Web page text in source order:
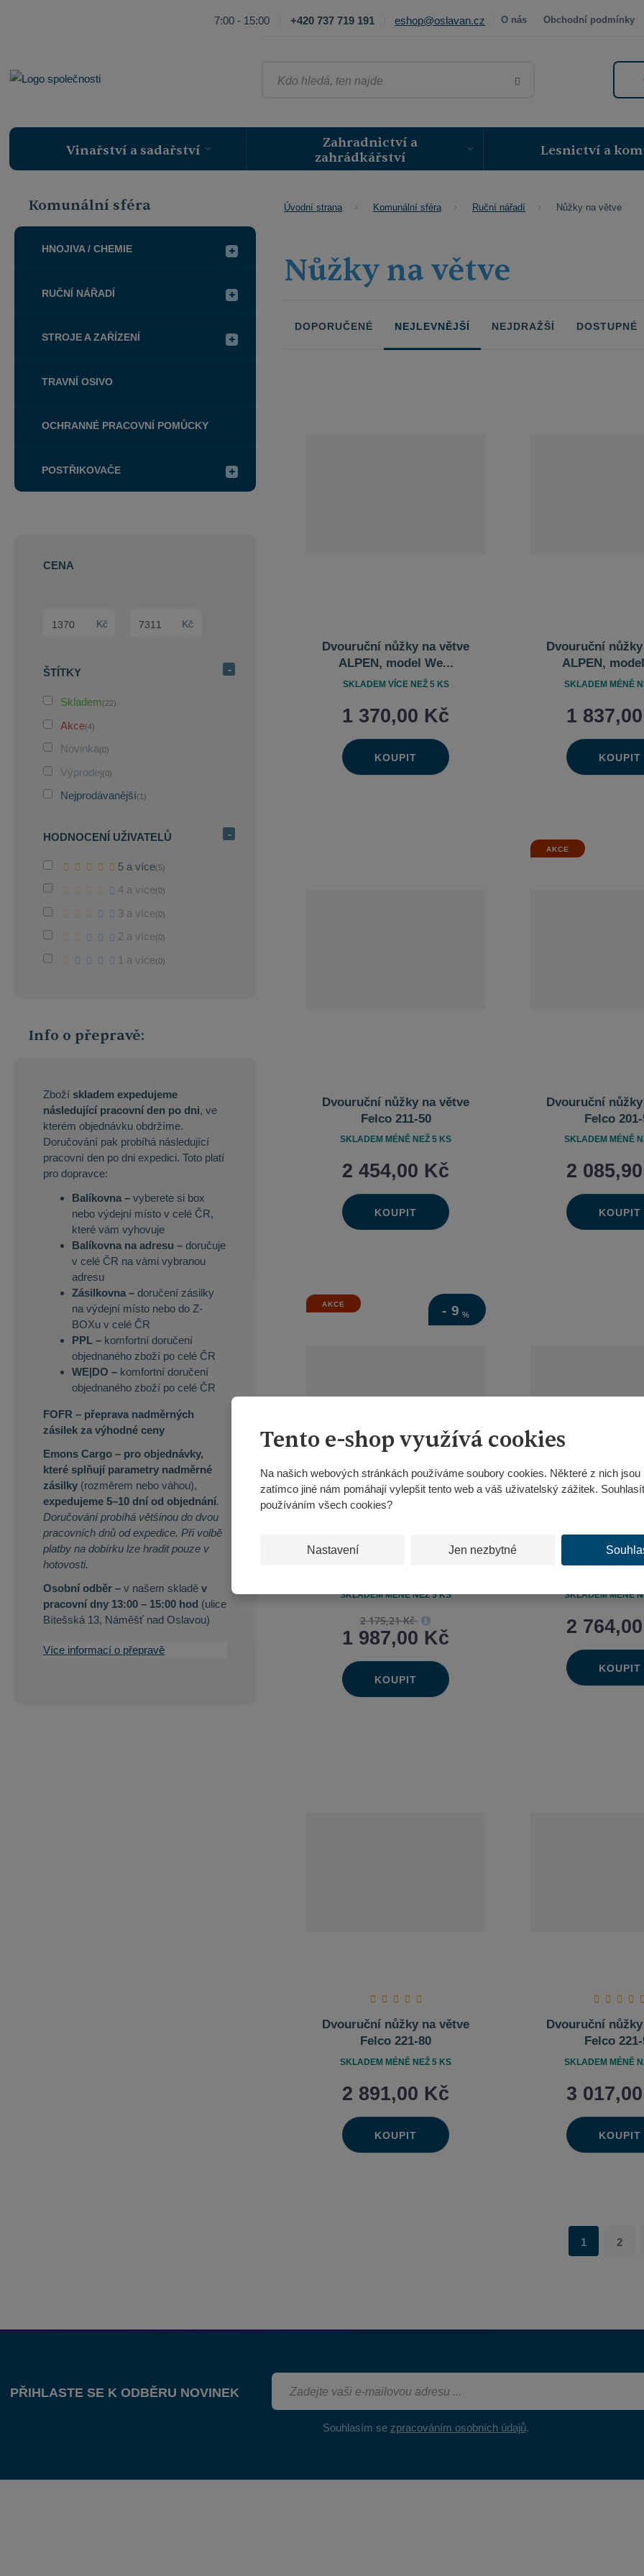
Tento e-shop využívá cookies
Na našich webových stránkách používáme soubory cookies. Některé z nich jsou
zatímco jiné nám pomáhají vylepšit tento web a váš uživatelský zážitek.
používáním všech cookies?
Nastavení Jen nezbytné
7:00 - 15:00 +420 737 719 191 eshop@oslavan.cz O nás Obchodní podmínky
hledá,
Vinařství a sadařství
Zahradnictví a
zahrádkářství
Lesnictví a
Úvodní strana Komunální sféra Ruční nářadí Nůžky na větve
Nůžky na větve
DOPORUČENÉ NEJLEVNĚJŠÍ NEJDRAŽŠÍ DOSTUPNÉ
Dvouruční nůžky na větve
ALPEN, model We...
1 370,00 Kč
Změnit
Navýšit
množství
Snížit
Ks
KOUPIT
SKLADEM VÍCE NEŽ 5 KS
Dvouruční
ALPEN,
1
Ks
KOUPIT
SKLADEM MÉNĚ
Dvouruční nůžky na větve
Felco 211-50
2 454,00 Kč
Změnit
Navýšit
množství
Snížit
Ks
KOUPIT
SKLADEM MÉNĚ NEŽ 5 KS
AKCE
Dvouruční
Felco
2
Ks
KOUPIT
SKLADEM MÉNĚ
- 9%
AKCE
Dvouruční nůžky na větve
2 175,21 Kč
1 987,00 Kč
Změnit
Navýšit
množství
Snížit
Ks
KOUPIT
SKLADEM MÉNĚ NEŽ 5 KS
Dvouruční nůžky
2
Ks
KOUPIT
SKLADEM MÉNĚ
Dvouruční nůžky na větve
Felco 221-80
2 891,00 Kč
Změnit
Navýšit
množství
Snížit
Ks
KOUPIT
SKLADEM MÉNĚ NEŽ 5 KS
Dvouruční
Felco
3
Ks
KOUPIT
SKLADEM MÉNĚ
1 2
Komunální sféra
HNOJIVA / CHEMIE
RUČNÍ NÁŘADÍ
STROJE A ZAŘÍZENÍ
TRAVNÍ OSIVO
OCHRANNÉ PRACOVNÍ POMŮCKY
POSTŘIKOVAČE
CENA
Min. hodnota
Kč
Max. hodnota Kč
ŠTÍTKY
Skladem(22)
Akce(4)
Novinka(0)
Výprodej(0)
Nejprodávanější(1)
HODNOCENÍ UŽIVATELŮ
5 a více(5)
4 a více(0)
3 a více(0)
2 a více(0)
1 a více(0)
Info o přepravě:
Zboží skladem expedujeme
následující pracovní den po dni, ve
kterém objednávku obdržíme.
Doručování pak probíhá následující
pracovní den po dni expedici. Toto platí
pro dopravce:
Balíkovna – vyberete si box
nebo výdejní místo v celé ČR,
které vám vyhovuje
Balíkovna na adresu – doručuje
v celé ČR na vámi vybranou
adresu
Zásilkovna – doručení zásilky
na výdejní místo nebo do Z-
BOXu v celé ČR
PPL – komfortní doručení
objednaného zboží po celé ČR
WE|DO – komfortní doručení
objednaného zboží po celé ČR
FOFR – přeprava nadměrných
zásilek za výhodné ceny
Emons Cargo – pro objednávky,
které splňují parametry nadměrné
zásilky (rozměrem nebo váhou),
expedujeme 5–10 dní od objednání.
Doručování probíhá většinou do dvou
pracovních dnů od expedice. Při volbě
platby na dobírku lze hradit pouze v
hotovosti.
Osobní odběr – v našem skladě v
pracovní dny 13:00 – 15:00 hod (ulice
Bítešská 13, Náměšť nad Oslavou)
Více informací o přepravě
PŘIHLASTE SE K ODBĚRU NOVINEK
Souhlasím se zpracováním osobních údajů.